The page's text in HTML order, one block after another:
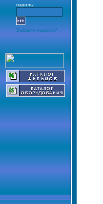
пароль:
Забыли пароль?